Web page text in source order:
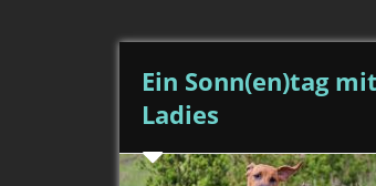
Ein Sonn(en)tag
Ladies